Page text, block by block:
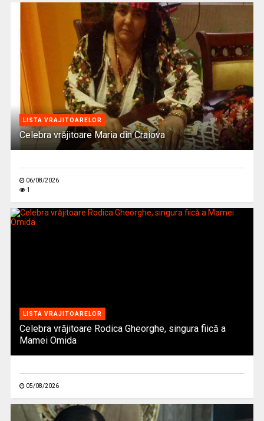
LISTA VRAJITOARELOR
Celebra vrăjitoare Maria din Craiova
06/08/2026
1
LISTA VRAJITOARELOR
Celebra vrăjitoare Rodica Gheorghe, singura fiică a
Mamei Omida
05/08/2026